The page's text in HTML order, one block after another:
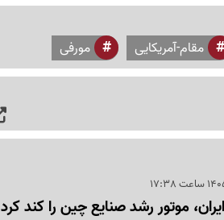
مقام-آمریکایی مورفی
موتور رشد صنایع چین را کند کرد